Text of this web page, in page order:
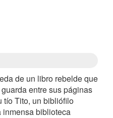
de un libro rebelde que
entre sus páginas
tío Tito, un bibliófilo
inmensa biblioteca